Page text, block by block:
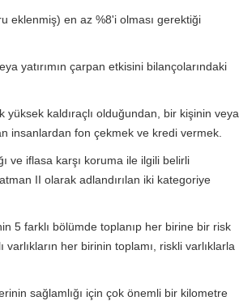
eklenmiş) en az %8'i olması gerektiği
yatırımın çarpan etkisini bilançolarındaki
kaldıraçlı olduğundan, bir kişinin veya
insanlardan fon çekmek ve kredi vermek.
ve iflasa karşı koruma ile ilgili belirli
II olarak adlandırılan iki kategoriye
5 farklı bölümde toplanıp her birine bir risk
her birinin toplamı, riskli varlıklarla
sağlamlığı için çok önemli bir kilometre